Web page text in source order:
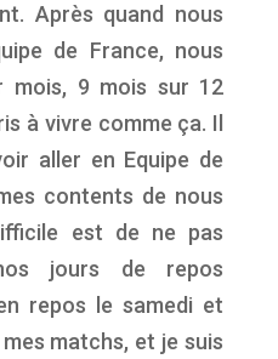
Après quand nous
de France, nous
mois, 9 mois sur 12
à vivre comme ça. Il
aller en Equipe de
contents de nous
est de ne pas
jours de repos
repos le samedi et
matchs, et je suis